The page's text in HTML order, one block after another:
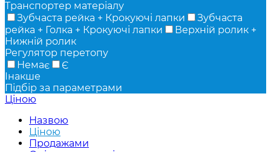
Транспортер матеріалу
Зубчаста рейка + Крокуючі лапки
Зубчаста
рейка + Голка + Крокуючі лапки
Верхній ролик +
Нижній ролик
Регулятор перетопу
Немає
Є
Інакше
Підбір за параметрами
Ціною
Назвою
Ціною
Продажами